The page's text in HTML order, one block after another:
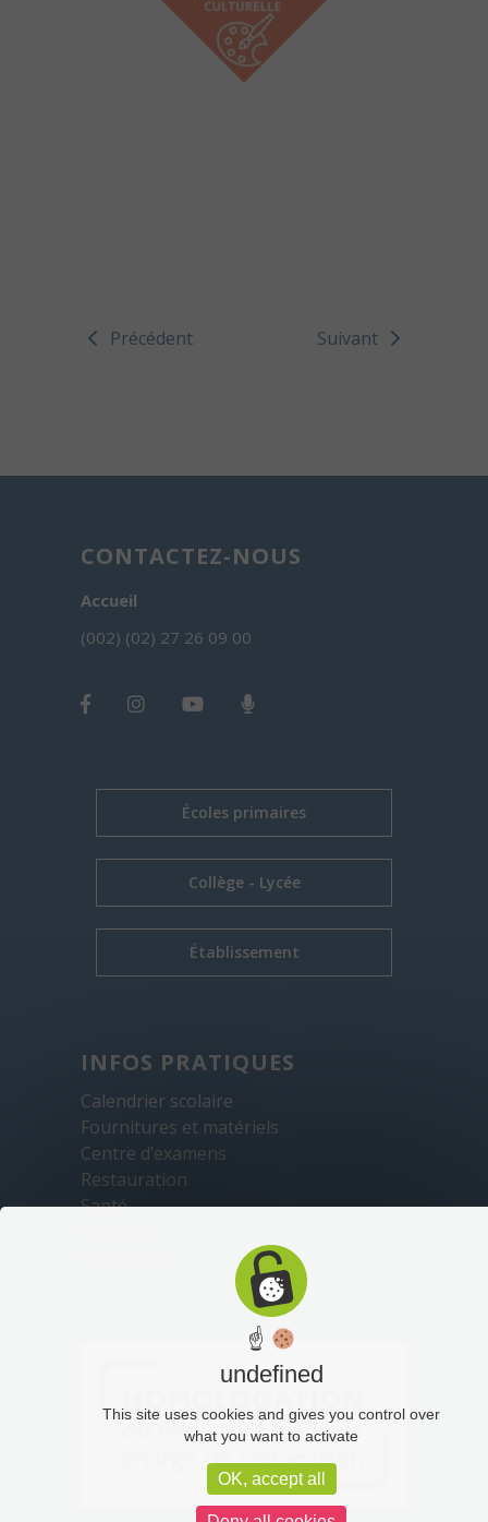
Précédent Suivant
CONTACTEZ-NOUS
Accueil
(002) (02) 27 26 09 00
Écoles primaires
Collège - Lycée
Établissement
INFOS PRATIQUES
Calendrier scolaire
Fournitures et matériels
Centre d’examens
Restauration
Santé
☝
undefined
This site uses cookies and gives you control over
what you want to activate
OK, accept all